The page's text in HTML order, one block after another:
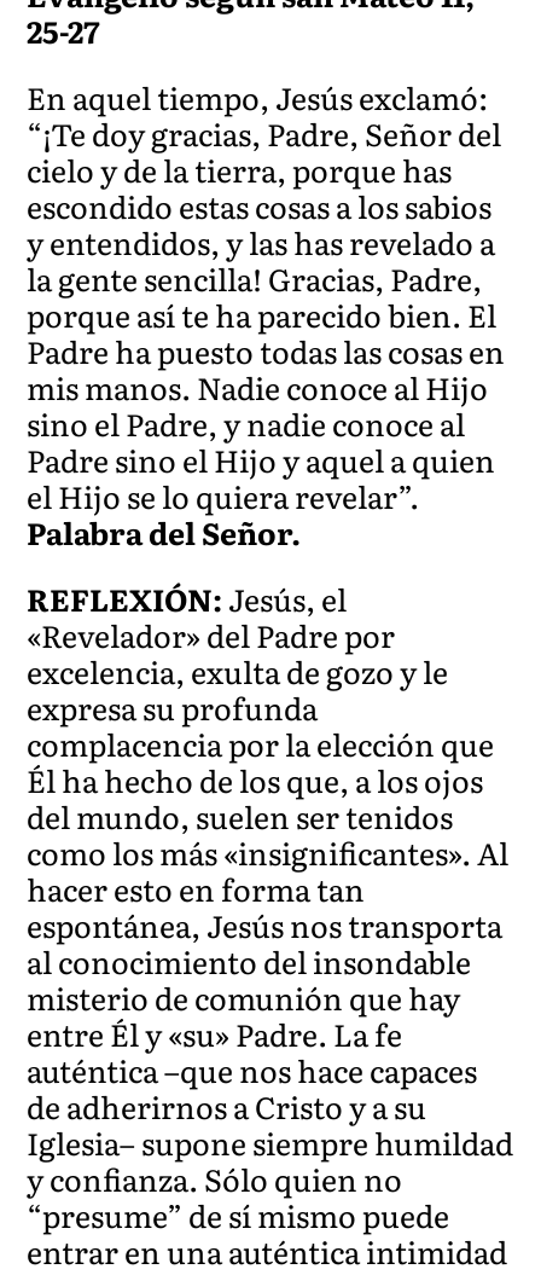
25-27
En aquel tiempo, Jesús exclamó:
“¡Te doy gracias, Padre, Señor del
cielo y de la tierra, porque has
escondido estas cosas a los sabios
y entendidos, y las has revelado a
la gente sencilla! Gracias, Padre,
porque así te ha parecido bien. El
Padre ha puesto todas las cosas en
mis manos. Nadie conoce al Hijo
sino el Padre, y nadie conoce al
Padre sino el Hijo y aquel a quien
el Hijo se lo quiera revelar”.
Palabra del Señor.
REFLEXIÓN:Jesús, el
«Revelador» del Padre por
excelencia, exulta de gozo y le
expresa su profunda
complacencia por la elección que
Él ha hecho de los que, a los ojos
del mundo, suelen ser tenidos
como los más «insignificantes». Al
hacer esto en forma tan
espontánea, Jesús nos transporta
al conocimiento del insondable
misterio de comunión que hay
entre Él y «su» Padre. La fe
auténtica –que nos hace capaces
de adherirnos a Cristo y a su
Iglesia– supone siempre humildad
y confianza. Sólo quien no
“presume” de sí mismo puede
entrar en una auténtica intimidad